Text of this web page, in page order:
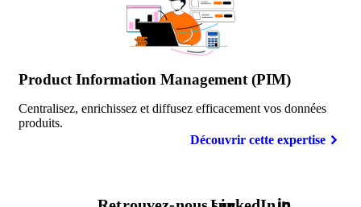
Product Information Management (PIM)
Centralisez, enrichissez et diffusez efficacement vos données
produits.
Découvrir cette expertise